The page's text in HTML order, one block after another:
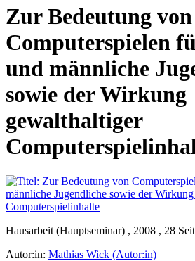
Zur Bedeutung von
Computerspielen
und männliche
sowie der Wirkung
gewalthaltiger
Hausarbeit (Hauptseminar) , 2008 , 28
Autor:in: Mathias Wick (Autor:in)